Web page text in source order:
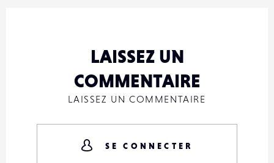
LAISSEZ UN
COMMENTAIRE
LAISSEZ UN COMMENTAIRE
SE CONNECTER